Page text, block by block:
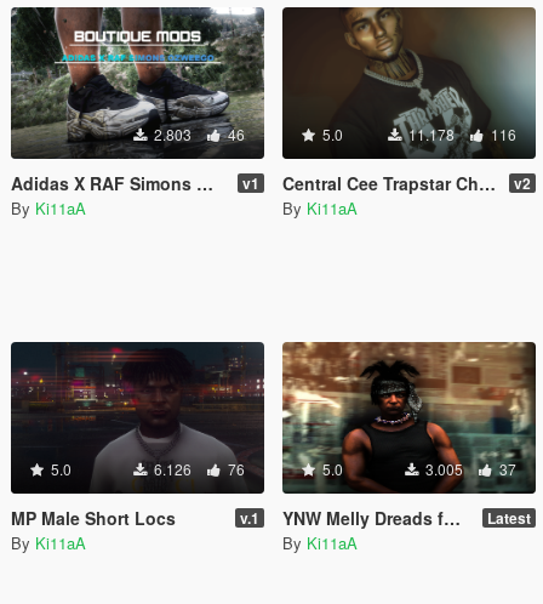
2.803 46
Adidas X RAF Simons OZWEEGO for MP Male v1
By Ki11aA
5.0 11.178 116
Central Cee Trapstar Chain MP Male/Female -- Boutique Mods v2
By Ki11aA
5.0 6.126 76
MP Male Short Locs v.1
By Ki11aA
5.0 3.005 37
YNW Melly Dreads for MP Male Latest
By Ki11aA